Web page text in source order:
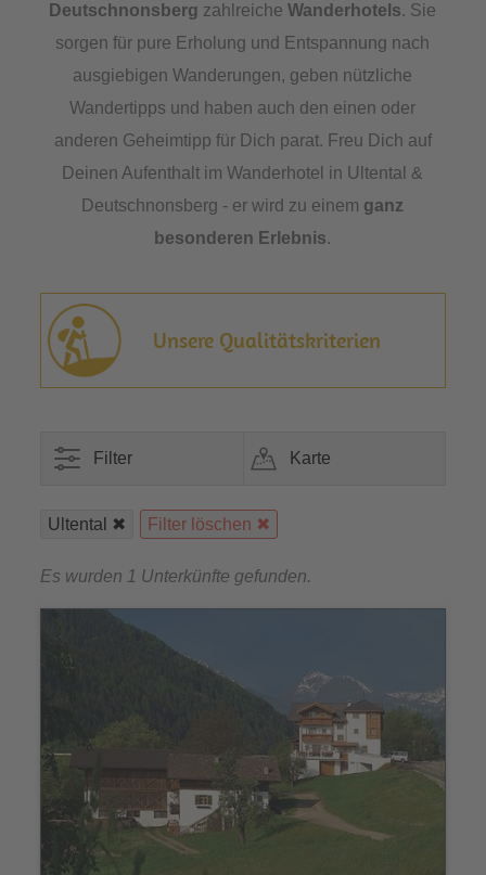
Deutschnonsberg zahlreicheWanderhotels. Sie
sorgen für pure Erholung und Entspannung nach
ausgiebigen Wanderungen, geben nützliche
Wandertipps und haben auch den einen oder
anderen Geheimtipp für Dich parat. Freu Dich auf
Deinen Aufenthalt im Wanderhotel in Ultental &
Deutschnonsberg - er wird zu einem ganz
besonderen Erlebnis.
Unsere Qualitätskriterien
Filter Karte
Ultental Filter löschen
Es wurden 1 Unterkünfte gefunden.